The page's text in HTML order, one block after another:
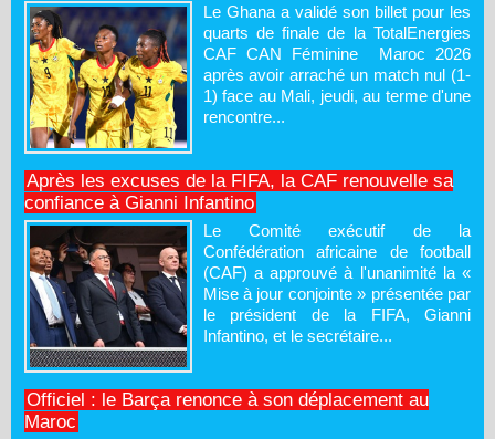
Le Ghana a validé son billet pour les
quarts de finale de la TotalEnergies
CAF CAN Féminine Maroc 2026
après avoir arraché un match nul (1-
1) face au Mali, jeudi, au terme d'une
rencontre...
Après les excuses de la FIFA, la CAF renouvelle sa
confiance à Gianni Infantino
Le Comité exécutif de la
Confédération africaine de football
(CAF) a approuvé à l'unanimité la «
Mise à jour conjointe » présentée par
le président de la FIFA, Gianni
Infantino, et le secrétaire...
Officiel : le Barça renonce à son déplacement au
Maroc